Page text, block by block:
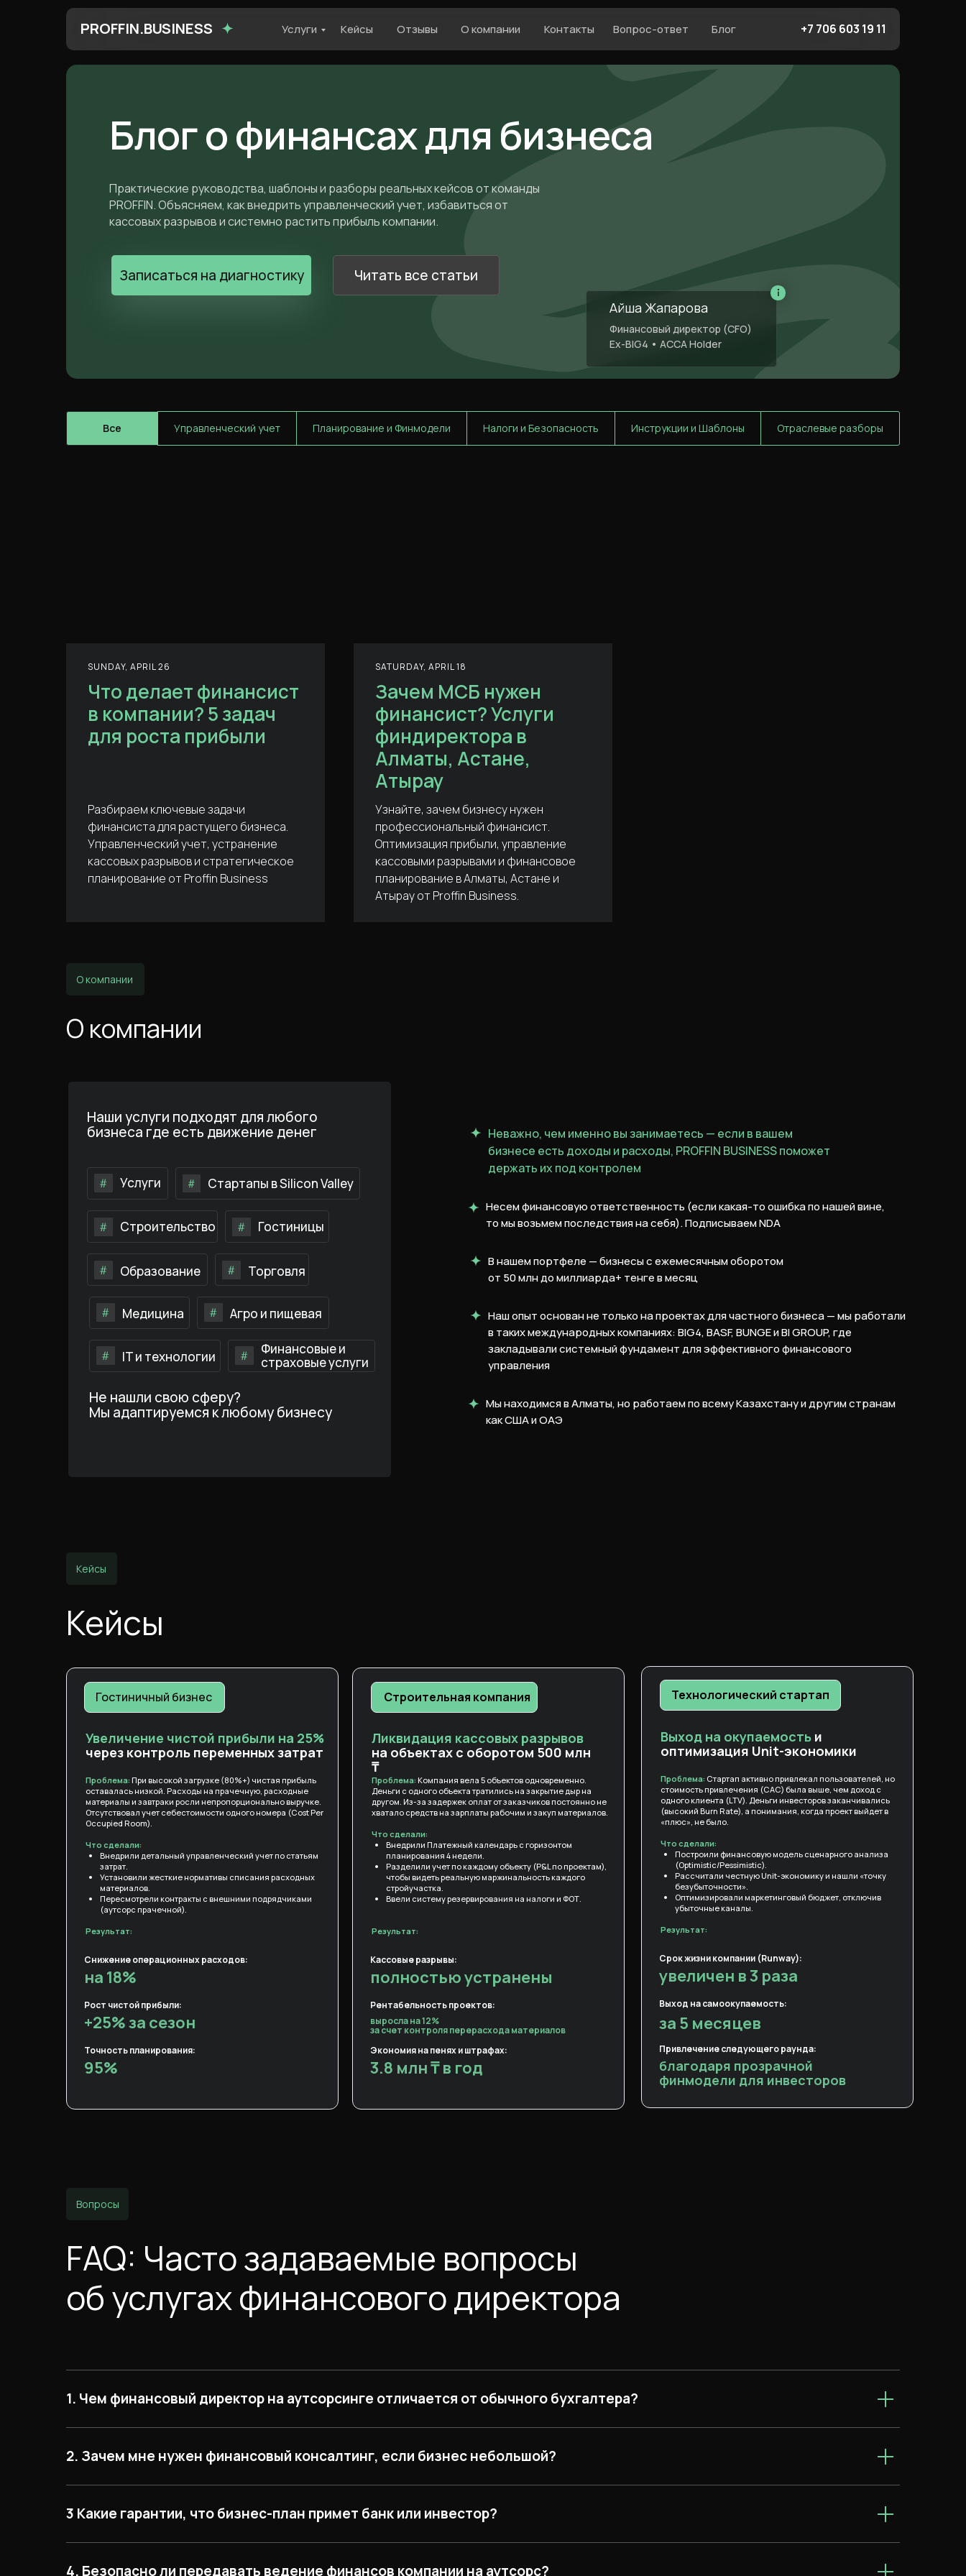
Услуги Кейсы Отзывы О компании Вопрос-ответ Блог
Контакты +7 706 603 19 11
PROFFIN.BUSINESS
Практические руководства, шаблоны и разборы реальных кейсов от команды
PROFFIN. Объясняем, как внедрить управленческий учет, избавиться от
кассовых разрывов и системно растить прибыль компании.
Блог о финансах для бизнеса
Финансовый директор (CFO)
Ex-BIG4 • ACCA Holder
Айша Жапарова
Записаться на диагностику Читать все статьи
Все Управленческий учет Планирование и Финмодели Налоги и Безопасность Инструкции и Шаблоны Отраслевые разборы
SUNDAY, APRIL 26
Что делает финансист
в компании? 5 задач
для роста прибыли
Разбираем ключевые задачи
финансиста для растущего бизнеса.
Управленческий учет, устранение
кассовых разрывов и стратегическое
планирование от Proffin Business
SATURDAY, APRIL 18
Зачем МСБ нужен
финансист? Услуги
финдиректора в
Алматы, Астане,
Атырау
Узнайте, зачем бизнесу нужен
профессиональный финансист.
Оптимизация прибыли, управление
кассовыми разрывами и финансовое
планирование в Алматы, Астане и
Атырау от Proffin Business.
О компании
О компании
Гостиницы
Строительство
Образование
Услуги Стартапы в Silicon Valley
Торговля
Медицина Агро и пищевая
IT и технологии
Финансовые и
страховые услуги
Наши услуги подходят для любого
бизнеса где есть движение денег
Не нашли свою сферу?
Мы адаптируемся к любому бизнесу
Наш опыт основан не только на проектах для частного бизнеса — мы работали
в таких международных компаниях: BIG4, BASF, BUNGE и BI GROUP, где
закладывали системный фундамент для эффективного финансового
управления
Мы находимся в Алматы, но работаем по всему Казахстану и другим странам
как США и ОАЭ
Несем финансовую ответственность (если какая-то ошибка по нашей вине,
то мы возьмем последствия на себя). Подписываем NDA
В нашем портфеле — бизнесы с ежемесячным оборотом
от 50 млн до миллиарда+ тенге в месяц
Неважно, чем именно вы занимаетесь — если в вашем
бизнесе есть доходы и расходы, PROFFIN BUSINESS поможет
держать их под контролем
Кейсы
Кейсы
Технологический стартап
благодаря прозрачной
финмодели для инвесторов
Привлечение следующего раунда:
за 5 месяцев
Выход на самоокупаемость:
увеличен в 3 раза
Срок жизни компании (Runway):
Выход на окупаемость и
оптимизация Unit-экономики
Проблема: Стартап активно привлекал пользователей, но
стоимость привлечения (CAC) была выше, чем доход с
одного клиента (LTV). Деньги инвесторов заканчивались
(высокий Burn Rate), а понимания, когда проект выйдет в
«плюс», не было.
Что сделали:
Построили финансовую модель сценарного анализа
(Optimistic/Pessimistic).
Рассчитали честную Unit-экономику и нашли «точку
безубыточности».
Оптимизировали маркетинговый бюджет, отключив
убыточные каналы.
Результат:
Строительная компания
3.8 млн ₸ в год
Экономия на пенях и штрафах:
выросла на 12%
за счет контроля перерасхода материалов
Рентабельность проектов:
полностью устранены
Кассовые разрывы:
Ликвидация кассовых разрывов
на объектах с оборотом 500 млн
₸
Проблема: Компания вела 5 объектов одновременно.
Деньги с одного объекта тратились на закрытие дыр на
другом. Из-за задержек оплат от заказчиков постоянно не
хватало средств на зарплаты рабочим и закуп материалов.
Что сделали:
Внедрили Платежный календарь с горизонтом
планирования 4 недели.
Разделили учет по каждому объекту (P&L по проектам),
чтобы видеть реальную маржинальность каждого
стройучастка.
Ввели систему резервирования на налоги и ФОТ.
Результат:
Гостиничный бизнес
95%
Точность планирования:
+25% за сезон
Рост чистой прибыли:
на 18%
Снижение операционных расходов:
Увеличение чистой прибыли на 25%
через контроль переменных затрат
Проблема: При высокой загрузке (80%+) чистая прибыль
оставалась низкой. Расходы на прачечную, расходные
материалы и завтраки росли непропорционально выручке.
Отсутствовал учет себестоимости одного номера (Cost Per
Occupied Room).
Что сделали:
Внедрили детальный управленческий учет по статьям
затрат.
Установили жесткие нормативы списания расходных
материалов.
Пересмотрели контракты с внешними подрядчиками
(аутсорс прачечной).
Результат:
FAQ: Часто задаваемые вопросы
об услугах финансового директора
Вопросы
1. Чем финансовый директор на аутсорсинге отличается от обычного бухгалтера?
2. Зачем мне нужен финансовый консалтинг, если бизнес небольшой?
3 Какие гарантии, что бизнес-план примет банк или инвестор?
4. Безопасно ли передавать ведение финансов компании на аутсорс?